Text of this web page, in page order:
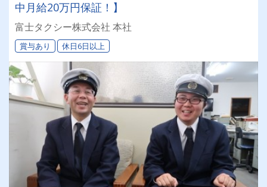
中月給20万円保証！】
富士タクシー株式会社 本社
賞与あり 休日6日以上